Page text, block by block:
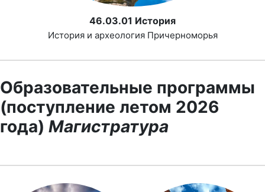
46.03.01 История
История и археология Причерноморья
Образовательные программы
(поступление летом 2026
года) Магистратура